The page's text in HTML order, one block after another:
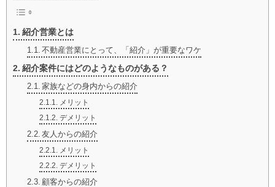
紹介営業とは
不動産営業にとって、「紹介」が重要なワケ
紹介案件にはどのようなものがある？
家族などの身内からの紹介
メリット
デメリット
友人からの紹介
メリット
デメリット
顧客からの紹介